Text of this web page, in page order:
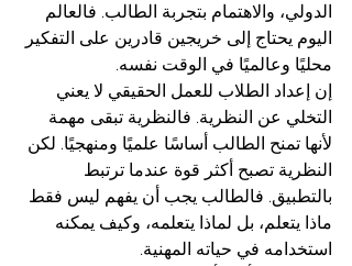
الدولي، والاهتمام بتجربة الطالب. فالعالم
اليوم يحتاج إلى خريجين قادرين على التفكير
محليًا وعالميًا في الوقت نفسه.
إن إعداد الطلاب للعمل الحقيقي لا يعني
التخلي عن النظرية. فالنظرية تبقى مهمة
لأنها تمنح الطالب أساسًا علميًا ومنهجيًا. لكن
النظرية تصبح أكثر قوة عندما ترتبط
بالتطبيق. فالطالب يجب أن يفهم ليس فقط
ماذا يتعلم، بل لماذا يتعلمه، وكيف يمكنه
استخدامه في حياته المهنية.